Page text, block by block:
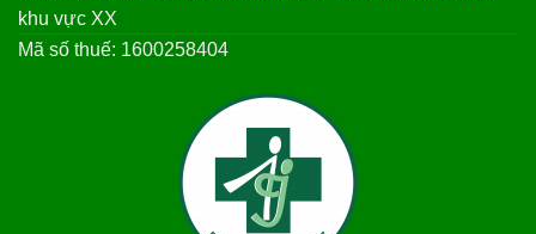
khu vực XX
Mã số thuế: 1600258404